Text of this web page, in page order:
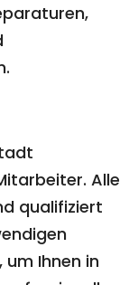
Alle
qualifiziert
um Ihnen in